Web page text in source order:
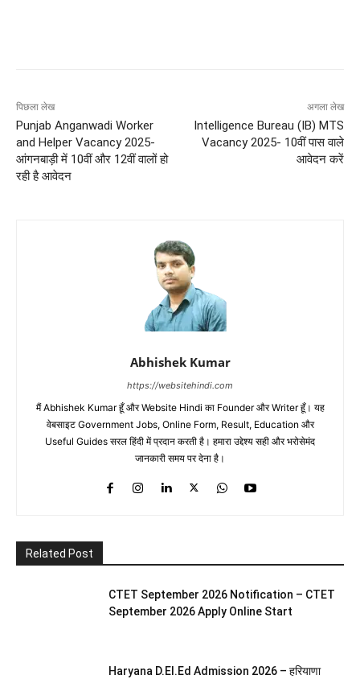
पिछला लेख
Punjab Anganwadi Worker
and Helper Vacancy 2025-
आंगनबाड़ी में 10वीं और 12वीं वालों हो
रही है आवेदन
अगला लेख
Intelligence Bureau (IB) MTS
Vacancy 2025- 10वीं पास वाले
आवेदन करें
Abhishek Kumar
https://websitehindi.com
मैं Abhishek Kumar हूँ और Website Hindi का Founder और Writer हूँ। यह
वेबसाइट Government Jobs, Online Form, Result, Education और
Useful Guides सरल हिंदी में प्रदान करती है। हमारा उद्देश्य सही और भरोसेमंद
जानकारी समय पर देना है।
Related Post
CTET September 2026 Notification – CTET
September 2026 Apply Online Start
Haryana D.El.Ed Admission 2026 – हरियाणा